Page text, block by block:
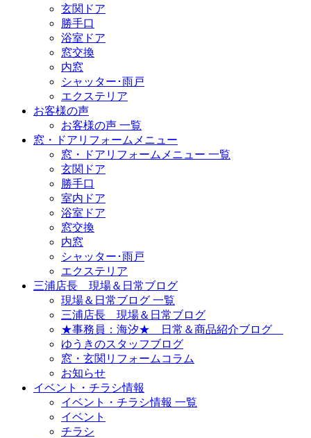
玄関ドア
勝手口
浴室ドア
窓交換
内窓
シャッター･雨戸
エクステリア
お客様の声
お客様の声 一覧
窓・ドアリフォームメニュー
窓・ドアリフォームメニュー 一覧
玄関ドア
勝手口
室内ドア
浴室ドア
窓交換
内窓
シャッター･雨戸
エクステリア
三浦店長 現場＆日常ブログ
現場＆日常ブログ 一覧
三浦店長 現場＆日常ブログ
★事務員：海汐★ 日常＆商品紹介ブログ
ゆうきのスタッフブログ
窓・玄関リフォームコラム
お知らせ
イベント・チラシ情報
イベント・チラシ情報 一覧
イベント
チラシ